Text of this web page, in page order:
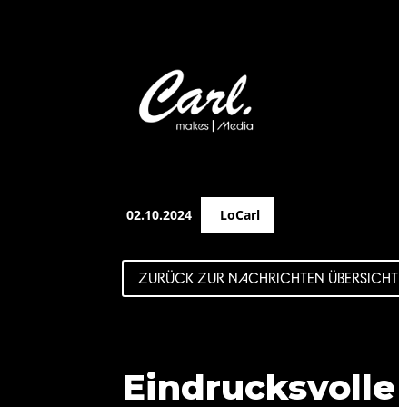
02.10.2024 LoCarl
ZURÜCK ZUR NACHRICHTEN ÜBERSICHT